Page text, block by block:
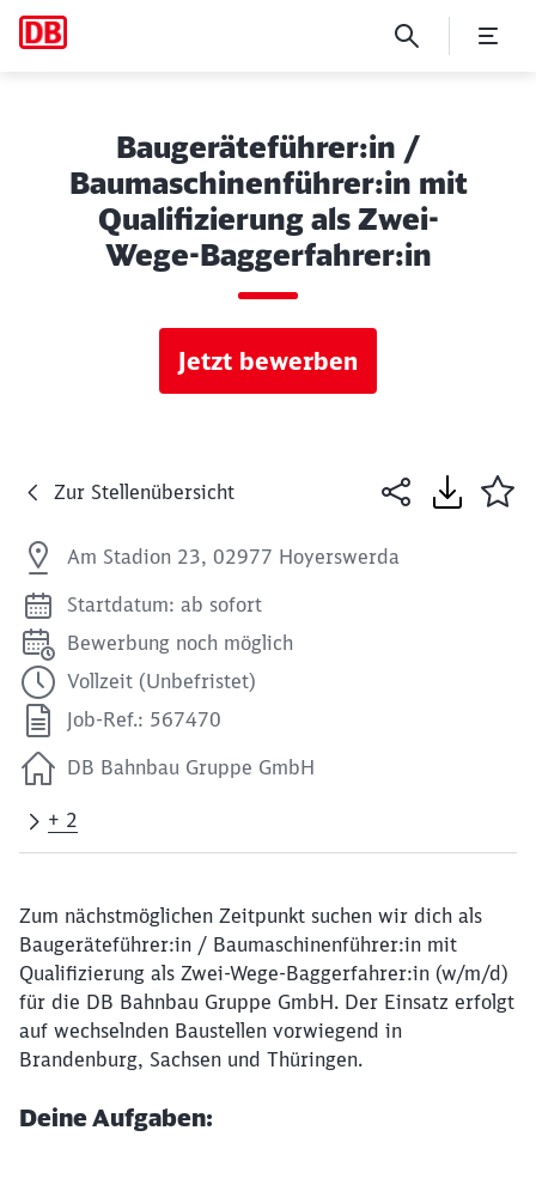
Baugeräteführer:in /
Baumaschinenführer:in mit
Qualifizierung als Zwei-
Wege-Baggerfahrer:in
Jetzt bewerben
Zur Stellenübersicht
Am Stadion 23, 02977 Hoyerswerda
Startdatum: ab sofort
Bewerbung noch möglich
Vollzeit (Unbefristet)
Job-Ref.: 567470
DB Bahnbau Gruppe GmbH
+ 2
Zum nächstmöglichen Zeitpunkt suchen wir dich als
Baugeräteführer:in / Baumaschinenführer:in mit
Qualifizierung als Zwei-Wege-Baggerfahrer:in (w/m/d)
für die DB Bahnbau Gruppe GmbH. Der Einsatz erfolgt
auf wechselnden Baustellen vorwiegend in
Brandenburg, Sachsen und Thüringen.
Deine Aufgaben: